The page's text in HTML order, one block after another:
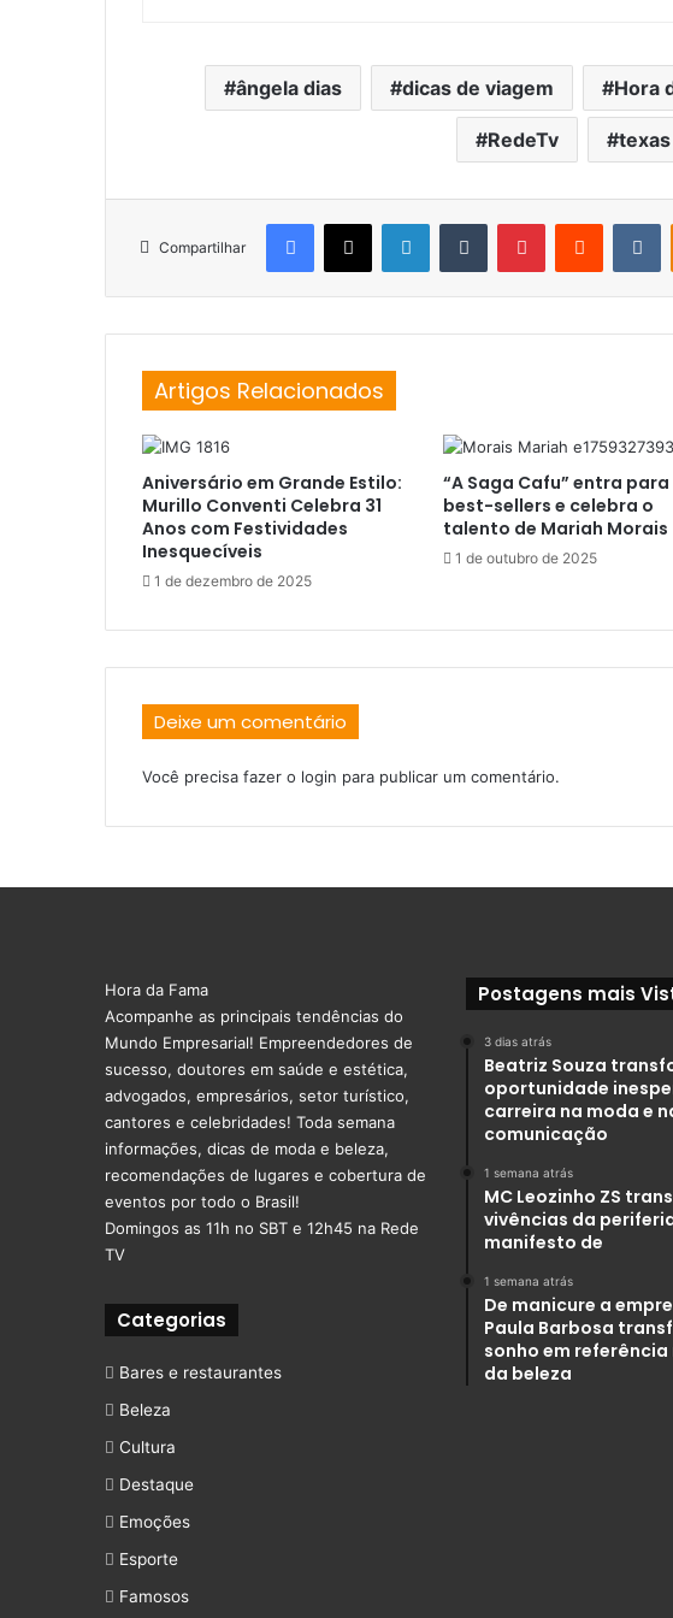
ângela dias dicas de viagem Hora
RedeTv texas
Compartilhar
Facebook
X LinkedinTumblr PinterestReddit
Artigos Relacionados
Aniversário em Grande Estilo:
Murillo Conventi Celebra 31
Anos com Festividades
Inesquecíveis
1 de dezembro de 2025
“A Saga Cafu” entra para
best-sellers e celebra o
talento de Mariah Morais
1 de outubro de 2025
Deixe um comentário
Você precisa fazer o login para publicar um comentário.
Hora da Fama
Acompanhe as principais tendências do
Mundo Empresarial! Empreendedores de
sucesso, doutores em saúde e estética,
advogados, empresários, setor turístico,
cantores e celebridades! Toda semana
informações, dicas de moda e beleza,
recomendações de lugares e cobertura de
eventos por todo o Brasil!
Domingos as 11h no SBT e 12h45 na Rede
TV
Categorias
Bares e restaurantes
Beleza
Cultura
Destaque
Emoções
Esporte
Famosos
Postagens mais
3 dias atrás
Beatriz Souza
oportunidade
carreira na moda e
comunicação
1 semana atrás
MC Leozinho ZS
vivências da
manifesto de
1 semana atrás
De manicure a
Paula Barbosa
sonho em
da beleza